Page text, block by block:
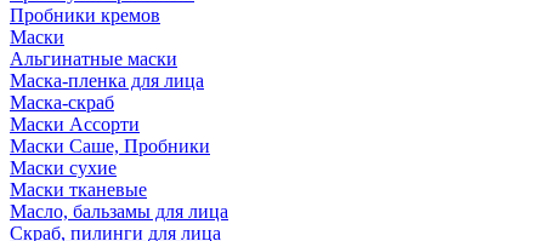
Пробники кремов
Маски
Альгинатные маски
Маска-пленка для лица
Маска-скраб
Маски Ассорти
Маски Саше, Пробники
Маски сухие
Маски тканевые
Масло, бальзамы для лица
Скраб, пилинги для лица